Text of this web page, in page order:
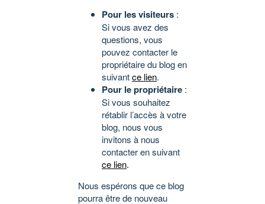
Pour les visiteurs :
Si vous avez des
questions, vous
pouvez contacter le
propriétaire du blog en
suivantce lien.
Pour le propriétaire :
Si vous souhaitez
rétablir l’accès à votre
blog, nous vous
invitons à nous
contacter en suivant
ce lien.
Nous espérons que ce blog
pourra être de nouveau